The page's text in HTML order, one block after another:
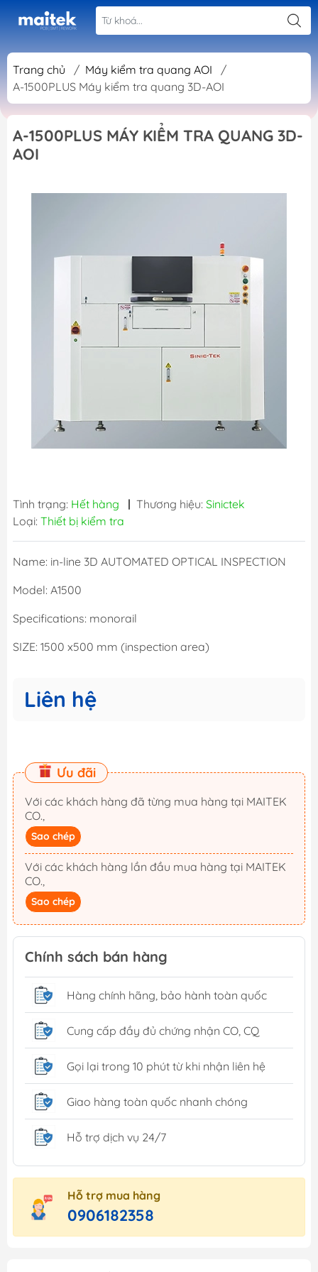
Trang chủ / Máy kiểm tra quang AOI
/
A-1500PLUS Máy kiểm tra quang 3D-AOI
A-1500PLUS MÁY KIỂM TRA QUANG 3D-
AOI
Tình trạng: Hết hàng | Thương hiệu: Sinictek
Loại: Thiết bị kiểm tra
Name: in-line 3D AUTOMATED OPTICAL INSPECTION
Model: A1500
Specifications: monorail
SIZE: 1500 x500 mm (inspection area)
Liên hệ
Ưu đãi
Với các khách hàng đã từng mua hàng tại MAITEK
CO.,
Sao chép
Với các khách hàng lần đầu mua hàng tại MAITEK
CO.,
Sao chép
Chính sách bán hàng
Hàng chính hãng, bảo hành toàn quốc
Cung cấp đầy đủ chứng nhận CO, CQ
Gọi lại trong 10 phút từ khi nhận liên hệ
Giao hàng toàn quốc nhanh chóng
Hỗ trợ dịch vụ 24/7
Hỗ trợ mua hàng
0906182358